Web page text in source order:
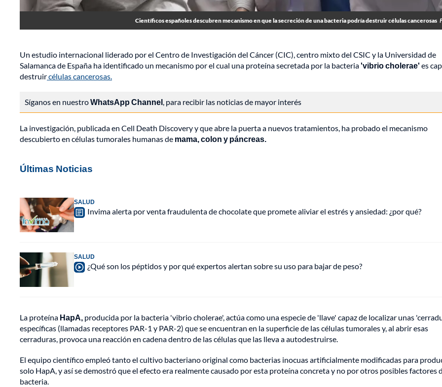
Científicos españoles descubren mecanismo en que la secreción de una bacteria podría destruir células cancerosas
Un estudio internacional liderado por el Centro de Investigación del Cáncer (CIC), centro mixto del CSIC y la Universidad de
Salamanca de España ha identificado un mecanismo por el cual una proteína secretada por la bacteria'vibrio cholerae' es
destruircélulas cancerosas.
Síganos en nuestroWhatsApp Channel, para recibir las noticias de mayor interés
La investigación, publicada en Cell Death Discovery y que abre la puerta a nuevos tratamientos, ha probado el mecanismo
descubierto en células tumorales humanas de mama, colon y páncreas.
Últimas Noticias
SALUD
Invima alerta por venta fraudulenta de chocolate que promete aliviar el estrés y ansiedad: ¿por qué?
SALUD
¿Qué son los péptidos y por qué expertos alertan sobre su uso para bajar de peso?
La proteína HapA, producida por la bacteria 'vibrio cholerae', actúa como una especie de 'llave' capaz de localizar unas
específicas (llamadas receptores PAR-1 y PAR-2) que se encuentran en la superficie de las células tumorales y, al abrir esas
cerraduras, provoca una reacción en cadena dentro de las células que las lleva a autodestruirse.
El equipo científico empleó tanto el cultivo bacteriano original como bacterias inocuas artificialmente modificadas para
solo HapA, y así se demostró que el efecto era realmente causado por esta proteína concreta y no por otros posibles factores
bacteria.